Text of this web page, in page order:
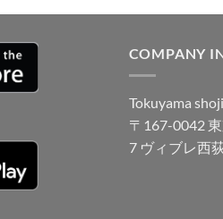
COMPANY
Tokuyama
〒167-0042
7 ヴィブレ西